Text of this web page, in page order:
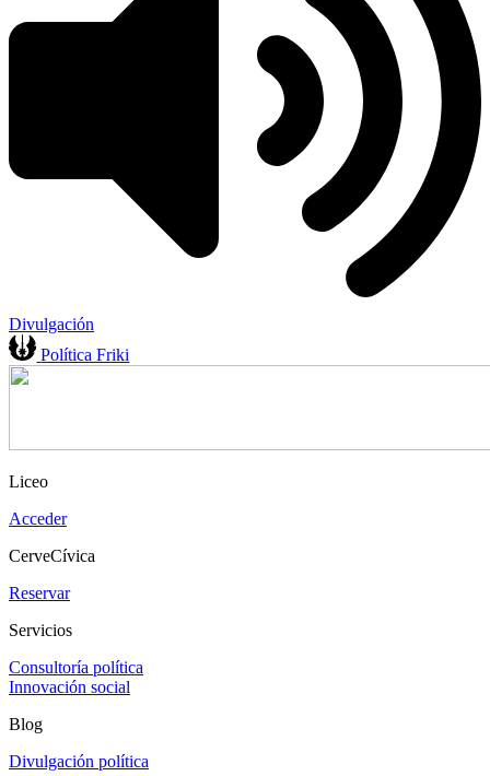
Divulgación
Política Friki
Liceo
Acceder
CerveCívica
Reservar
Servicios
Consultoría política
Innovación social
Blog
Divulgación política